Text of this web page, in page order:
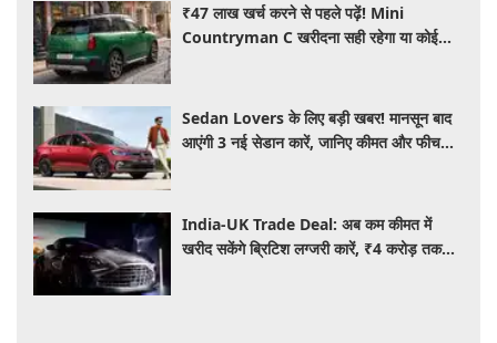
₹47 लाख खर्च करने से पहले पढ़ें! Mini
Countryman C खरीदना सही रहेगा या कोई
Sedan Lovers के लिए बड़ी खबर! मानसून बाद
आएंगी 3 नई सेडान कारें, जानिए कीमत और फीचर्स
India-UK Trade Deal: अब कम कीमत में
खरीद सकेंगे ब्रिटिश लग्जरी कारें, ₹4 करोड़ तक